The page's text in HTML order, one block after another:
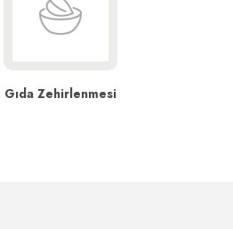
Gıda Zehirlenmesi